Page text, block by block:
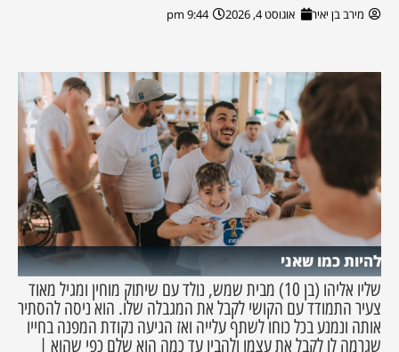
מירב בן יאיר אוגוסט 4, 2026 9:44 pm
להיות כמו שאני
שליו אליהו (בן 10) מבית שמש, נולד עם שיתוק מוחין ומגיל מאוד
צעיר התמודד עם הקושי לקבל את המגבלה שלו. הוא ניסה להסתיר
אותה ונמנע בכל כוחו לשתף עלייה ואז הגיעה נקודת המפנה בחייו
שגרמה לו לקבל את עצמו ולהבין עד כמה הוא שלם כפי שהוא |